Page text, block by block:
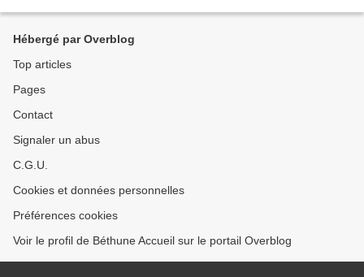
Hébergé par Overblog
Top articles
Pages
Contact
Signaler un abus
C.G.U.
Cookies et données personnelles
Préférences cookies
Voir le profil de Béthune Accueil sur le portail Overblog